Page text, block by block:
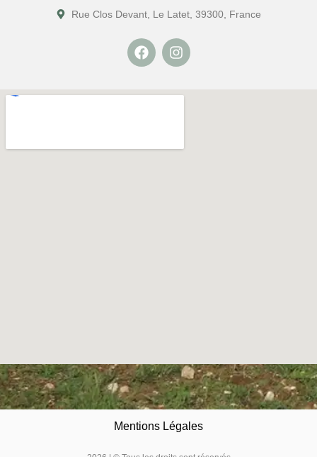
Rue Clos Devant, Le Latet, 39300, France
Mentions Légales